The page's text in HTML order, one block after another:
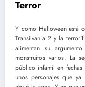
Terror
Y como Halloween está
Transilvania 2 y la
alimentan su
monstruitos varios. La
público infantil en
unos personajes que